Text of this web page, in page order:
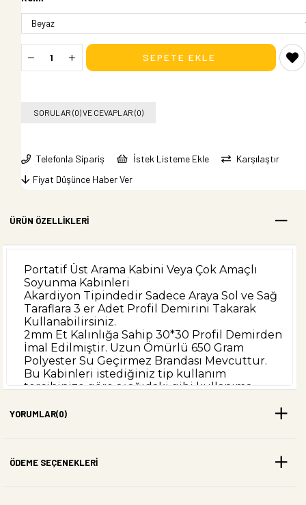
SORULAR (0) VE CEVAPLAR (0)
Telefonla Sipariş İstek Listeme Ekle
Karşılaştır
Fiyat Düşünce Haber Ver
ÜRÜN ÖZELLIKLERI
Portatif Üst Arama Kabini Veya Çok Amaçlı
Soyunma Kabinleri
Akardiyon Tipindedir Sadece Araya Sol ve Sağ
Taraflara 3 er Adet Profil Demirini Takarak
Kullanabilirsiniz.
2mm Et Kalınlığa Sahip 30*30 Profil Demirden
İmal Edilmiştir. Uzun Ömürlü 650 Gram
Polyester Su Geçirmez Brandası Mevcuttur.
Bu Kabinleri istediğiniz tip kullanım
tercihinize göre aşağıdaki gibi kullanıma
Soyunma Giyinme Kabini Olarak
Kullanılmaktadır.
YORUMLAR(0)
ÖDEME SEÇENEKLERI